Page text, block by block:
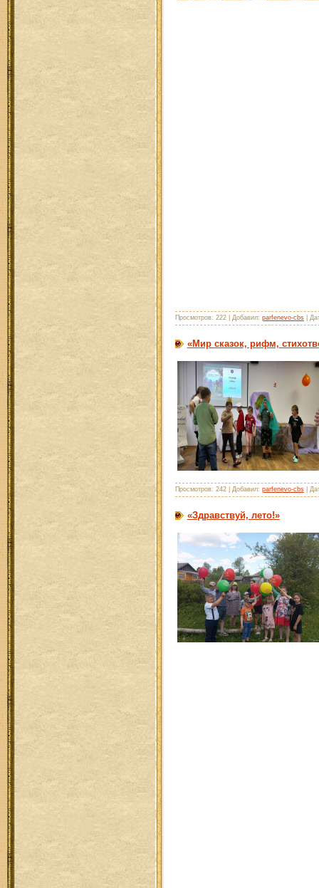
Просмотров: 222 | Добавил: parfenevo-cbs|
«Мир сказок, рифм,
Просмотров: 242 | Добавил: parfenevo-cbs|
«Здравствуй, лето!»